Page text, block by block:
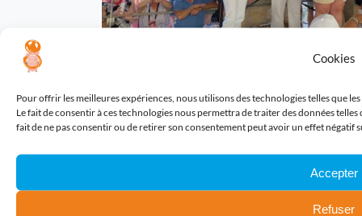
Cookies
Pour offrir les meilleures expériences, nous utilisons des technologies telles que
Le fait de consentir à ces technologies nous permettra de traiter des données
fait de ne pas consentir ou de retirer son consentement peut avoir un effet négatif
Accepter
Refuser